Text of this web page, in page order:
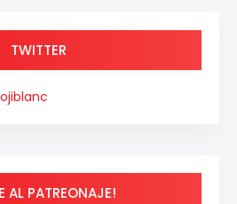
TWITTER
AL PATREONAJE!